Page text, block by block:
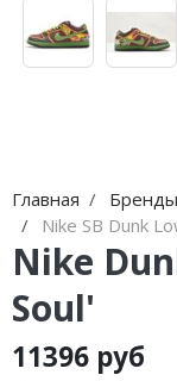
Главная Бренды
Nike SB Dunk
Nike
Soul'
11396 руб
Jordan Tatum
Air Jordan 39
Air Jordan 38
Air Jordan 37
Air Jordan 36
Nike Dunk
Nike P-6000
Nike Initiator
Nike Pegasus
Nike Precision
adidas Samba
adidas Adistar
adidas adiFOM
adidas Adizero
adidas Harden
MMY
A Bathing Ape
Travis Scott
Converse
Old Order